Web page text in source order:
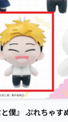
僕』 ぷれちゃ